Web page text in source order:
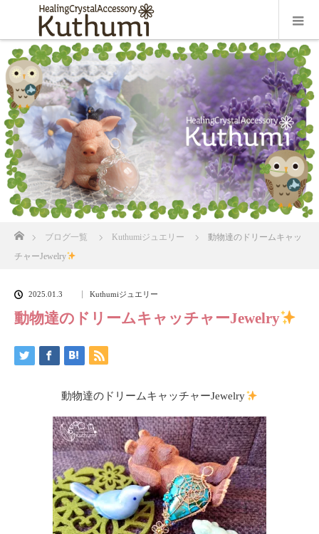
ブログ一覧 Kuthumiジュエリー
動物達のドリームキャッ
チャーJewelry
2025.01.3 Kuthumiジュエリー
動物達のドリームキャッチャーJewelry
動物達のドリームキャッチャーJewelry